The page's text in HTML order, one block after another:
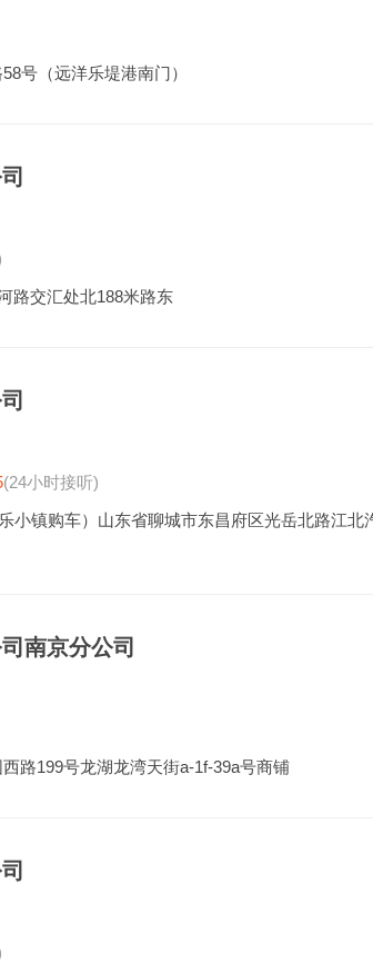
号（远洋乐堤港南门）
路交汇处北188米路东
(24小时接听)
小镇购车）山东省聊城市东昌府区光岳北路江北
南京分公司
路199号龙湖龙湾天街a-1f-39a号商铺